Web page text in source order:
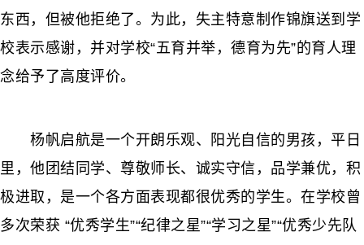
东西，但被他拒绝了。为此，失主特意制作锦旗送到学
校表示感谢，并对学校“五育并举，德育为先”的育人理
念给予了高度评价。
杨帆启航是一个开朗乐观、阳光自信的男孩，平日
里，他团结同学、尊敬师长、诚实守信，品学兼优，积
极进取，是一个各方面表现都很优秀的学生。在学校曾
多次荣获 “优秀学生”“纪律之星”“学习之星”“优秀少先队